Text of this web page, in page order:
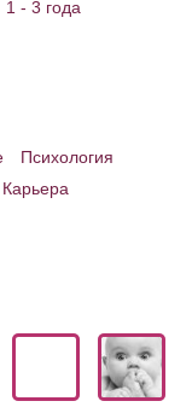
1 - 3 года
Психология
Карьера